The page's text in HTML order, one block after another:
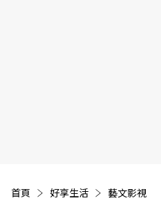
首頁 好享生活 藝文影視